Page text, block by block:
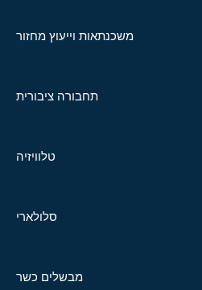
משכנתאות וייעוץ מחזור
תחבורה ציבורית
טלוויזיה
סלולארי
מבשלים כשר